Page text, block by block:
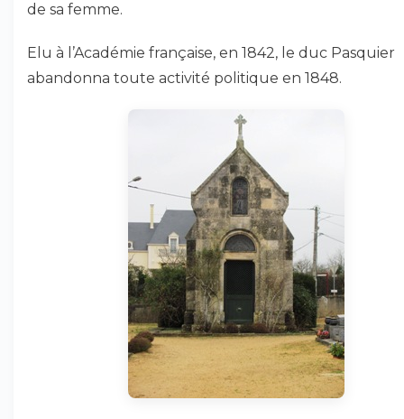
de sa femme.
Elu à l’Académie française, en 1842, le duc Pasquier
abandonna toute activité politique en 1848.